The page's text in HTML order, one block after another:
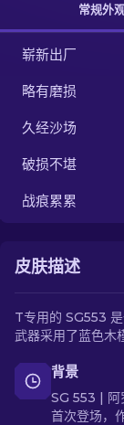
武器箱
其他
常规外
崭新出厂
略有磨损
久经沙场
破损不堪
战痕累累
皮肤描述
T专用的 SG553
武器采用了蓝色木
背景
SG 553 | 阿
首次登场，